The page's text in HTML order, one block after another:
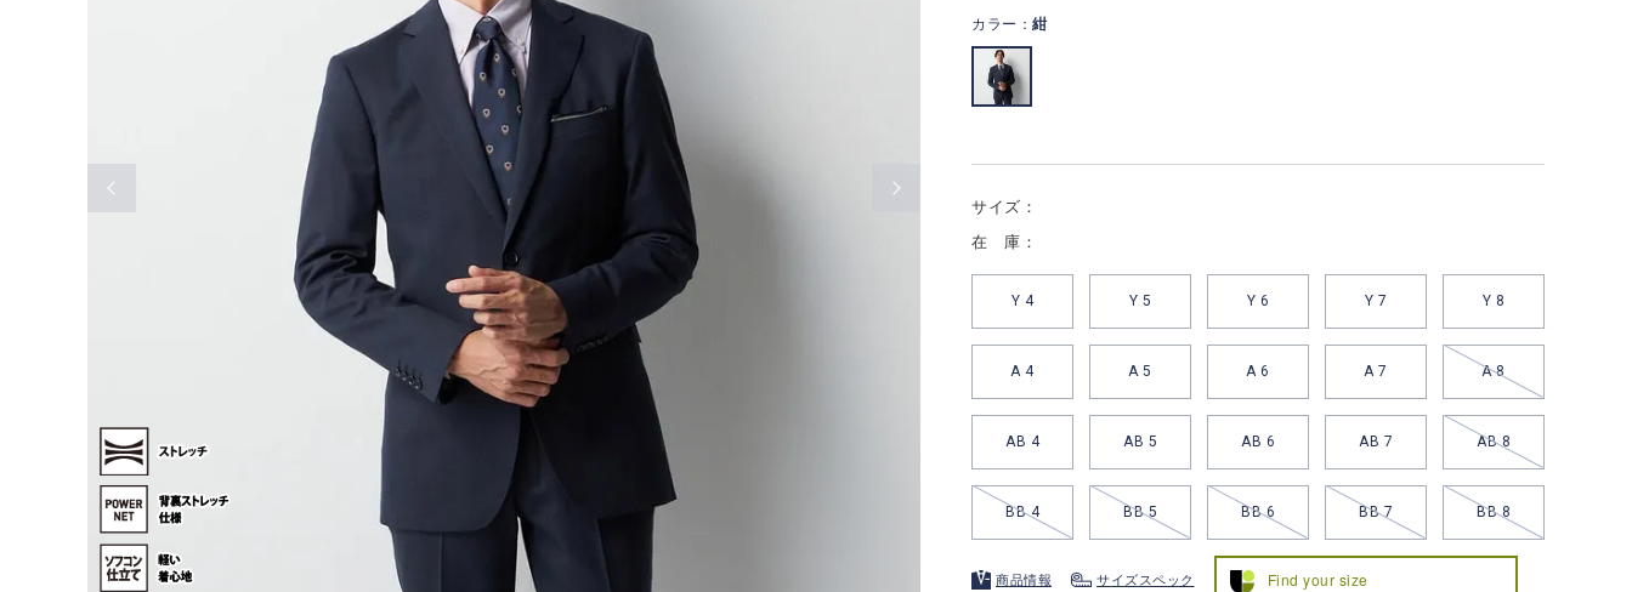
カラー： 紺
サイズ：
在 庫：
Y 4 Y 5 Y 6 Y 7 Y 8
A 4 A 5 A 6 A 7 A 8
AB 4 AB 5 AB 6 AB 7 AB 8
BB 4 BB 5 BB 6 BB 7 BB 8
商品情報 サイズスペック Find your size